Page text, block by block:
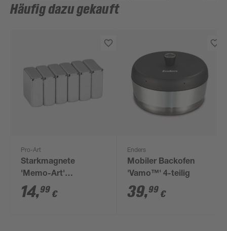
Häufig dazu gekauft
Pro-Art
Starkmagnete
'Memo-Art'
quadratisch 6 Stück
14,99 €
Enders
Mobiler Backofen
'Vamo™' 4-teilig
39,99 €